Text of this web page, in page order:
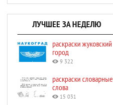
ЛУЧШЕЕ ЗА НЕДЕЛЮ
раскраски жуковский
город
9 322
раскраски словарные
слова
15 031